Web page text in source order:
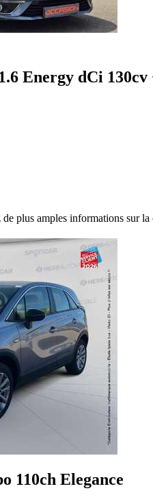
Energy dCi 130cv
plus amples informations sur
110ch Elegance